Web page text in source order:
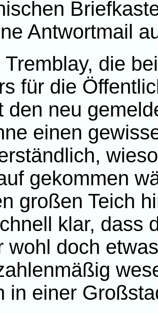
Antwortmail
Tremblay, die
für die
den neu
einen
gekommen
großen Teich
klar, dass
wohl doch
in einer